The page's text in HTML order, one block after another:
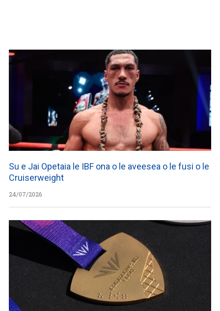
Su e Jai Opetaia le IBF ona o le aveesea o le fusi o le
Cruiserweight
24/07/2026